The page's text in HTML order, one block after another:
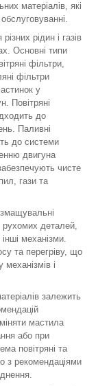
матеріалів, які
рідин і газів
Основні типи
фільтри,
фільтри
у
Повітряні
до
Паливні
до системи
двигуна
чисте
гази та
деталей,
механізми.
та перегріву, що
і
залежить
мастила
або при
повітряні та
з рекомендаціями